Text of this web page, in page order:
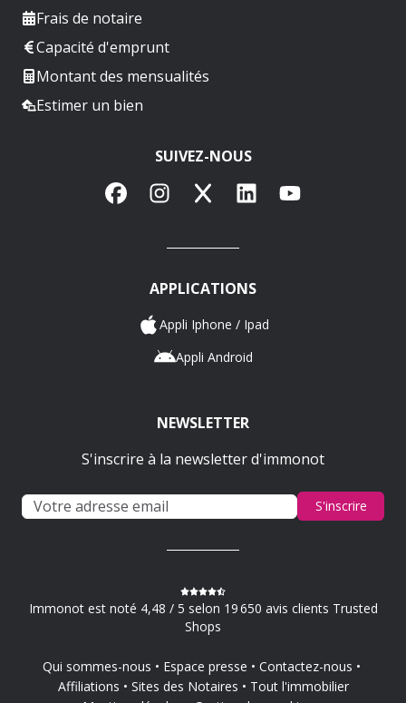
Frais de notaire
Capacité d'emprunt
Montant des mensualités
Estimer un bien
SUIVEZ-NOUS
FacebookInstagram
X LinkedInYouTube
APPLICATIONS
Appli Iphone / Ipad
Appli Android
NEWSLETTER
S'inscrire à la newsletter d'immonot
S'inscrire
Immonot est noté 4,48 / 5 selon 19 650 avis clients Trusted
Shops
Qui sommes-nous Espace presse
Contactez-nous
Affiliations
Sites des Notaires
Tout l'immobilier